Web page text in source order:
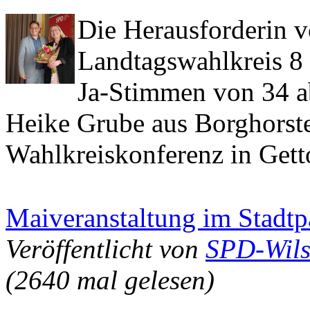
Die Herausforderin
Landtagswahlkreis
Ja-Stimmen von 34
Heike Grube aus
Wahlkreiskonferenz in
Maiveranstaltung im
Veröffentlicht von SPD-
(2640 mal gelesen)